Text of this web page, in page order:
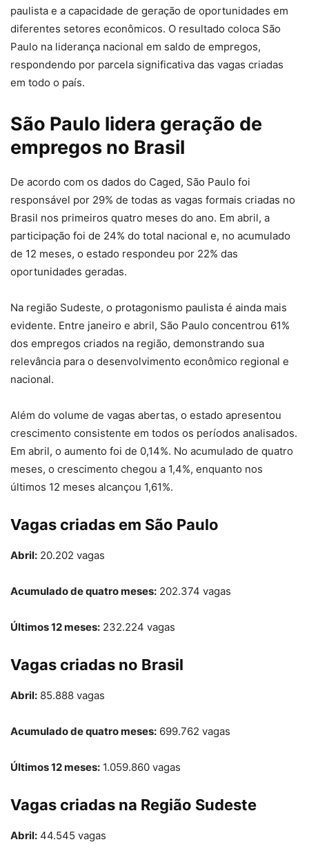
paulista e a capacidade de geração de oportunidades em
diferentes setores econômicos. O resultado coloca São
Paulo na liderança nacional em saldo de empregos,
respondendo por parcela significativa das vagas criadas
em todo o país.
São Paulo lidera geração de
empregos no Brasil
De acordo com os dados do Caged, São Paulo foi
responsável por 29% de todas as vagas formais criadas no
Brasil nos primeiros quatro meses do ano. Em abril, a
participação foi de 24% do total nacional e, no acumulado
de 12 meses, o estado respondeu por 22% das
oportunidades geradas.
Na região Sudeste, o protagonismo paulista é ainda mais
evidente. Entre janeiro e abril, São Paulo concentrou 61%
dos empregos criados na região, demonstrando sua
relevância para o desenvolvimento econômico regional e
nacional.
Além do volume de vagas abertas, o estado apresentou
crescimento consistente em todos os períodos analisados.
Em abril, o aumento foi de 0,14%. No acumulado de quatro
meses, o crescimento chegou a 1,4%, enquanto nos
últimos 12 meses alcançou 1,61%.
Vagas criadas em São Paulo
Abril: 20.202 vagas
Acumulado de quatro meses: 202.374 vagas
Últimos 12 meses: 232.224 vagas
Vagas criadas no Brasil
Abril: 85.888 vagas
Acumulado de quatro meses: 699.762 vagas
Últimos 12 meses: 1.059.860 vagas
Vagas criadas na Região Sudeste
Abril: 44.545 vagas